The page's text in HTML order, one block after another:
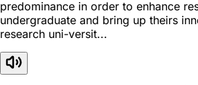
predominance in order to enhance
undergraduate and bring up theirs
research uni-versit...